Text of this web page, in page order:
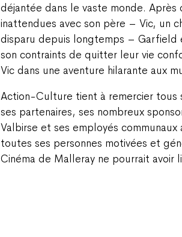
déjantée dans le vaste monde. Après
inattendues avec son père – Vic, un
disparu depuis longtemps – Garfield
son contraints de quitter leur vie
Vic dans une aventure hilarante aux
Action-Culture tient à remercier tous
ses partenaires, ses nombreux
Valbirse et ses employés communaux
toutes ses personnes motivées et
Cinéma de Malleray ne pourrait avoir